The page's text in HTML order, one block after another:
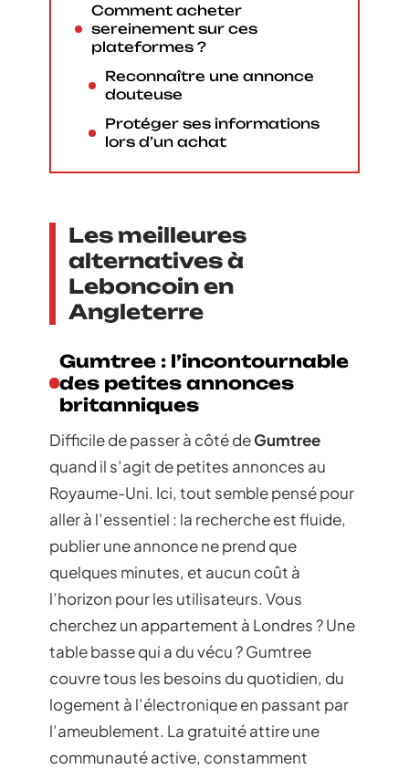
Comment acheter
sereinement sur ces
plateformes ?
Reconnaître une annonce
douteuse
Protéger ses informations
lors d’un achat
Les meilleures
alternatives à
Leboncoin en
Angleterre
Gumtree : l’incontournable
des petites annonces
britanniques
Difficile de passer à côté deGumtree
quand il s’agit de petites annonces au
Royaume-Uni. Ici, tout semble pensé pour
aller à l’essentiel : la recherche est fluide,
publier une annonce ne prend que
quelques minutes, et aucun coût à
l’horizon pour les utilisateurs. Vous
cherchez un appartement à Londres ? Une
table basse qui a du vécu ? Gumtree
couvre tous les besoins du quotidien, du
logement à l’électronique en passant par
l’ameublement. La gratuité attire une
communauté active, constamment